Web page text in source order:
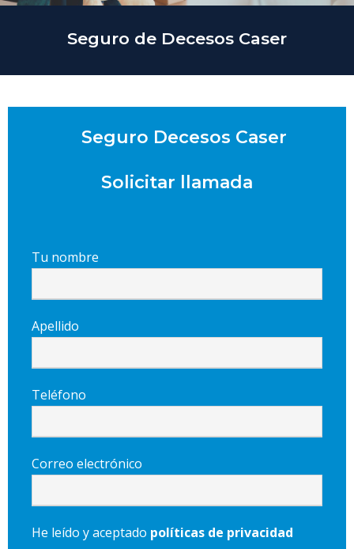
Seguro de Decesos Caser
Seguro Decesos Caser
Solicitar llamada
Tu nombre
Apellido
Teléfono
Correo electrónico
He leído y aceptado políticas de privacidad